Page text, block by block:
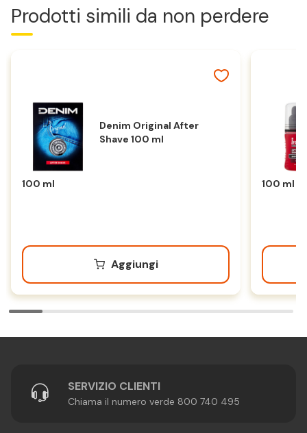
Prodotti simili da non perdere
Denim Original After
Shave 100 ml
100 ml
Aggiungi
100 ml
SERVIZIO CLIENTI
Chiama il numero verde 800 740 495